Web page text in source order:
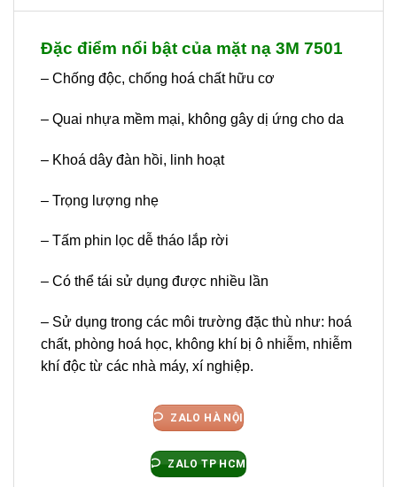
Đặc điểm nổi bật của mặt nạ 3M 7501
– Chống độc, chống hoá chất hữu cơ
– Quai nhựa mềm mại, không gây dị ứng cho da
– Khoá dây đàn hồi, linh hoạt
– Trọng lượng nhẹ
– Tấm phin lọc dễ tháo lắp rời
– Có thể tái sử dụng được nhiều lần
– Sử dụng trong các môi trường đặc thù như: hoá
chất, phòng hoá học, không khí bị ô nhiễm, nhiễm
khí độc từ các nhà máy, xí nghiệp.
ZALO HÀ NỘI
ZALO TP HCM